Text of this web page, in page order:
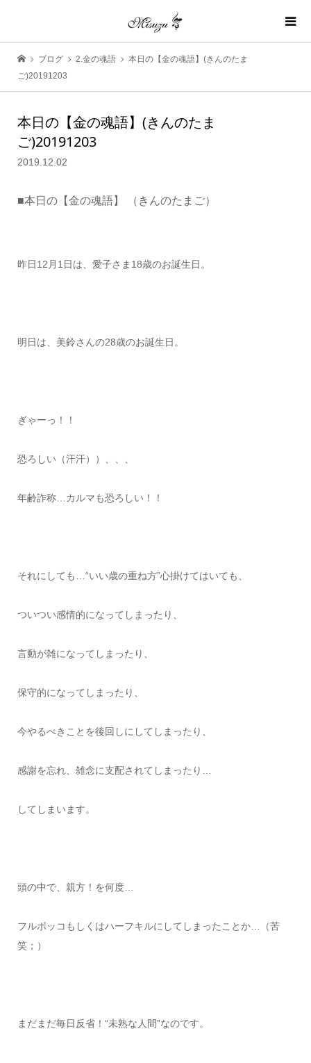
ブログ 2.金の魂語
本日の【金の魂語】(きんのたま
ご)20191203
本日の【金の魂語】(きんのたま
ご)20191203
2019.12.02
■本日の【金の魂語】 （きんのたまご）
昨日12月1日は、愛子さま18歳のお誕生日。
明日は、美鈴さんの28歳のお誕生日。
ぎゃーっ！！
恐ろしい（汗汗））、、、
年齢詐称…カルマも恐ろしい！！
それにしても…“いい歳の重ね方”心掛けてはいても、
ついつい感情的になってしまったり、
言動が雑になってしまったり、
保守的になってしまったり、
今やるべきことを後回しにしてしまったり、
感謝を忘れ、雑念に支配されてしまったり…
してしまいます。
頭の中で、親方！を何度…
フルボッコもしくはハーフキルにしてしまったことか…（苦
笑；）
まだまだ毎日反省！“未熟な人間”なのです。